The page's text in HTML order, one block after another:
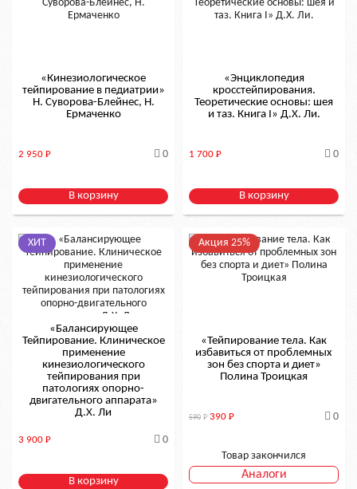
«Кинезиологическое
тейпирование в педиатрии»
Н. Суворова-Блейнес, Н.
Ермаченко
2 950 Р 0
В корзину
«Энциклопедия
кросстейпирования.
Теоретические основы: шея
и таз. Книга I» Д.Х. Ли.
1 700 Р 0
В корзину
ХИТ
«Балансирующее
Тейпирование. Клиническое
применение
кинезиологического
тейпирования при
патологиях опорно-
двигательного аппарата»
Д.Х. Ли
3 900 Р 0
В корзину
Акция 25%
«Тейпирование тела. Как
избавиться от проблемных
зон без спорта и диет»
Полина Троицкая
590 Р 390 Р 0
Товар закончился
Аналоги